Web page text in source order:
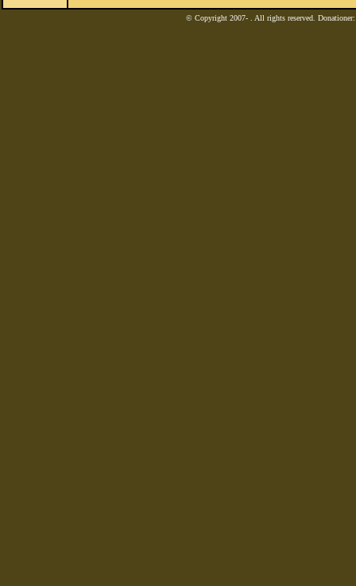
© Copyright 2007- . All rights reserved.